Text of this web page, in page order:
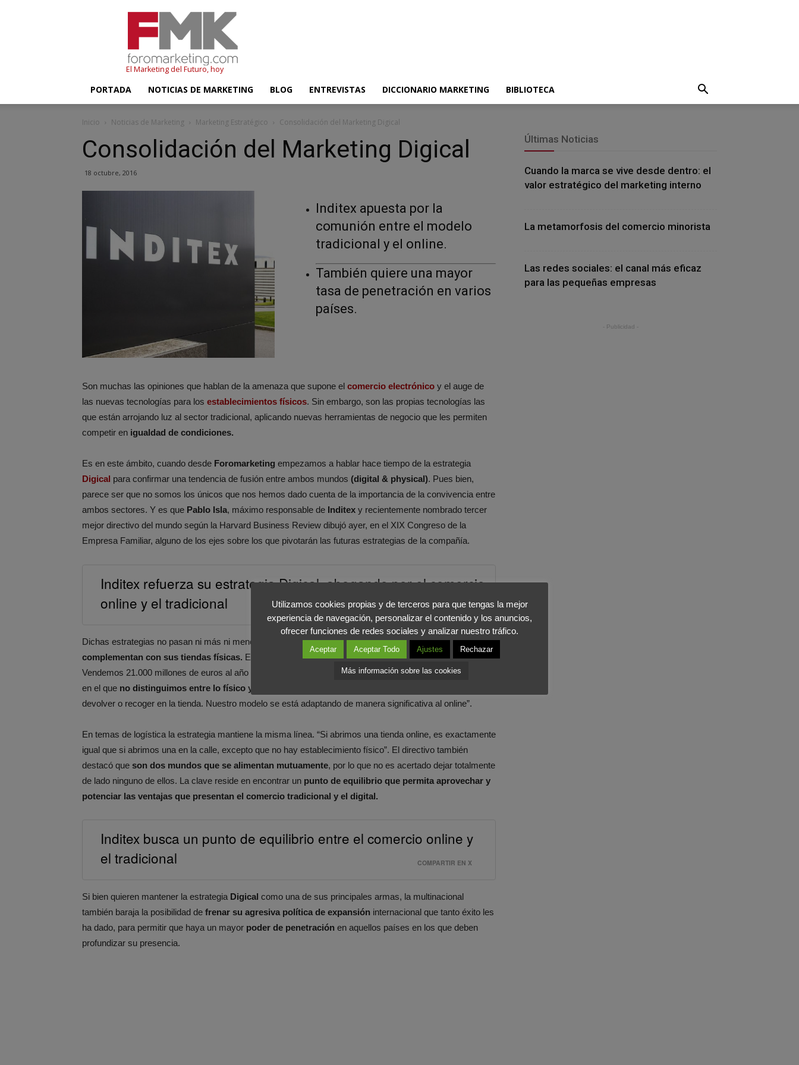
El Marketing del Futuro, hoy
PORTADA NOTICIAS DE MARKETING BLOG ENTREVISTAS DICCIONARIO MARKETING BIBLIOTECA
Inicio Noticias de Marketing Marketing Estratégico Consolidación del Marketing Digical
Consolidación del Marketing Digical
18 octubre, 2016
Inditex apuesta por la
comunión entre el modelo
tradicional y el online.
También quiere una mayor
tasa de penetración en varios
países.
Son muchas las opiniones que hablan de la amenaza que supone el comercio electrónico y el auge de
las nuevas tecnologías para los establecimientos físicos. Sin embargo, son las propias tecnologías las
que están arrojando luz al sector tradicional, aplicando nuevas herramientas de negocio que les permiten
competir en igualdad de condiciones.
Es en este ámbito, cuando desde Foromarketing empezamos a hablar hace tiempo de la estrategia
Digical para confirmar una tendencia de fusión entre ambos mundos (digital & physical). Pues bien,
parece ser que no somos los únicos que nos hemos dado cuenta de la importancia de la convivencia entre
ambos sectores. Y es que Pablo Isla, máximo responsable de Inditex y recientemente nombrado tercer
mejor directivo del mundo según la Harvard Business Review dibujó ayer, en el XIX Congreso de la
Empresa Familiar, alguno de los ejes sobre los que pivotarán las futuras estrategias de la compañía.
Inditex refuerza su estrategia Digical, abogando por el comercio
online y el tradicional
COMPARTIR EN X
Dichas estrategias no pasan ni más ni menos que por
impulsar el modelo online a la vez que lo
complementan con sus tiendas físicas. En palabras del directivo, “El modelo de negocio es integrado.
Vendemos 21.000 millones de euros al año y tenemos 150.000 puestos de trabajo. Es un modelo integrado
en el que no distinguimos entre lo físico y lo digital.
devolver o recoger en la tienda. Nuestro modelo se está adaptando de manera significativa al online”.
En temas de logística la estrategia mantiene la misma línea. “Si abrimos una tienda online, es exactamente
igual que si abrimos una en la calle, excepto que no hay establecimiento físico”. El directivo también
destacó que son dos mundos que se alimentan mutuamente, por lo que no es acertado dejar totalmente
de lado ninguno de ellos. La clave reside en encontrar un punto de equilibrio que permita aprovechar y
potenciar las ventajas que presentan el comercio tradicional y el digital.
Inditex busca un punto de equilibrio entre el comercio online y
el tradicional
COMPARTIR EN X
Si bien quieren mantener la estrategia Digical como una de sus principales armas, la multinacional
también baraja la posibilidad de frenar su agresiva política de expansión internacional que tanto éxito les
ha dado, para permitir que haya un mayor poder de penetración en aquellos países en los que deben
profundizar su presencia.
Últimas Noticias
Cuando la marca se vive desde dentro: el
valor estratégico del marketing interno
La metamorfosis del comercio minorista
Las redes sociales: el canal más eficaz
para las pequeñas empresas
- Publicidad -
Utilizamos cookies propias y de terceros para que tengas la mejor
experiencia de navegación, personalizar el contenido y los anuncios,
ofrecer funciones de redes sociales y analizar nuestro tráfico.
Aceptar Aceptar Todo Ajustes Rechazar
Más información sobre las cookies